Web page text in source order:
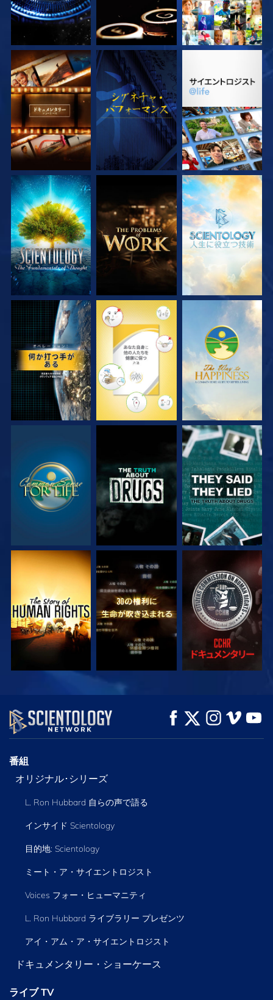
シリーズを探求 観る シリーズを探求
シリーズを探求 シリーズを探求 シリーズを探求
観る 観る 観る
観る 観る 観る
観る 観る 観る
観る シリーズを探求
番組
オリジナル･シリーズ
L. Ron Hubbard 自らの声で語る
インサイド Scientology
目的地: Scientology
ミート・ア・サイエントロジスト
Voices フォー・ヒューマニティ
L. Ron Hubbard ライブラリー プレゼンツ
アイ・アム・ア・サイエントロジスト
ドキュメンタリー・ショーケース
ライブ TV